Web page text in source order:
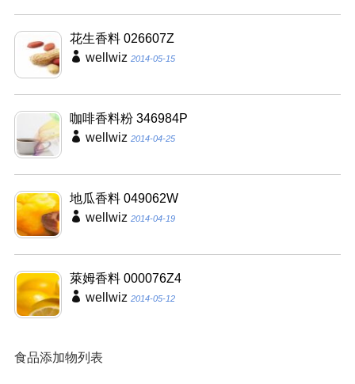
花生香料 026607Z
wellwiz 2014-05-15
咖啡香料粉 346984P
wellwiz 2014-04-25
地瓜香料 049062W
wellwiz 2014-04-19
萊姆香料 000076Z4
wellwiz 2014-05-12
食品添加物列表